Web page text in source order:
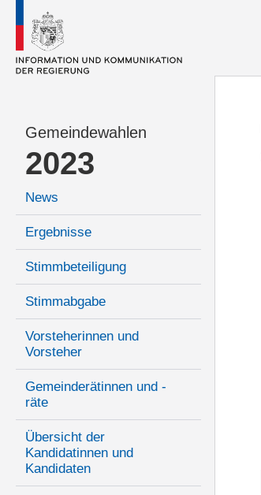
Gemeindewahlen
2023
News
Ergebnisse
Stimmbeteiligung
Stimmabgabe
Vorsteherinnen und
Vorsteher
Gemeinderätinnen und -
räte
Übersicht der
Kandidatinnen und
Kandidaten